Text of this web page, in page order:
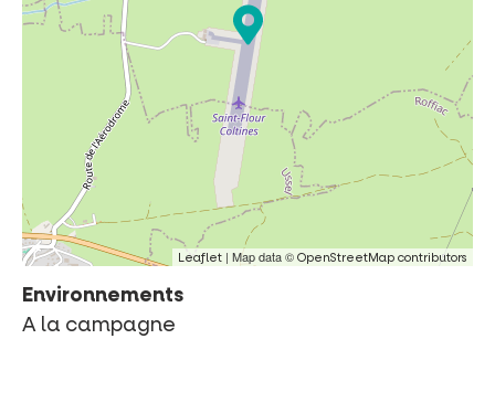
Leaflet | Map data © OpenStreetMap contributors
Environnements
A la campagne